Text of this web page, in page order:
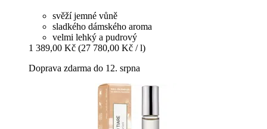
svěží jemné vůně
sladkého dámského aroma
velmi lehký a pudrový
1 389,00 Kč (27 780,00 Kč / l)
Doprava zdarma do 12. srpna